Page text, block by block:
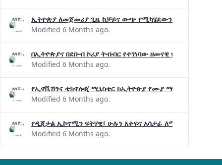
ኢትዮጵያ ለመጀመሪያ ጊዜ ከቻይና ውጭ የሚካሄደውን ግዙፉን የዓለም
Modified 6 Months ago.
በኢትዮጵያና በደቡብ ኮሪያ ትብብር የተገነባው ዘመናዊ የኢንፎርሜሽን
Modified 6 Months ago.
የኢኖቬሽንና ቴክኖሎጂ ሚኒስቴር ከኢትዮጵያ የሙያ ማህበራት ሕብረት
Modified 6 Months ago.
የዲጂታል ኢኮኖሚን ፍትሃዊ፣ ሁሉን አቀፍና አሳታፊ ለማድረግ በሳይንስ፣
Modified 6 Months ago.